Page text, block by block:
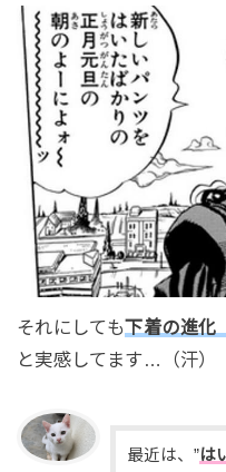
それにしても下着の進化
と実感してます…（汗）
最近は、”は